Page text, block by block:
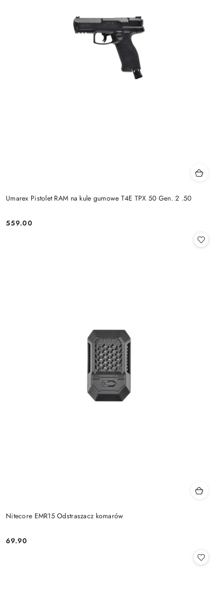
Umarex Pistolet RAM na kule gumowe T4E TPX 50 Gen. 2 .50
Cena:
559.00
Nitecore EMR15 Odstraszacz komarów
Cena:
69.90